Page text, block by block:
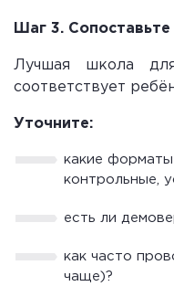
Шаг 3.
Лучшая школа
соответствует
Уточните:
какие форматы
контрольные,
есть ли
как часто
чаще)?